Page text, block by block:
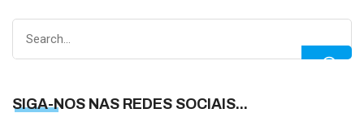
SIGA-NOS NAS REDES SOCIAIS...